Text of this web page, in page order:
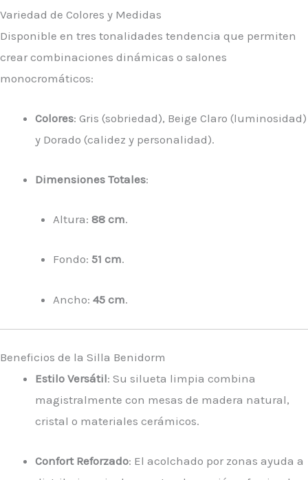
Variedad de Colores y Medidas
Disponible en tres tonalidades tendencia que permiten
crear combinaciones dinámicas o salones
monocromáticos:
Colores: Gris (sobriedad), Beige Claro (luminosidad)
y Dorado (calidez y personalidad).
Dimensiones Totales:
Altura: 88 cm.
Fondo: 51 cm.
Ancho: 45 cm.
Beneficios de la Silla Benidorm
Estilo Versátil: Su silueta limpia combina
magistralmente con mesas de madera natural,
cristal o materiales cerámicos.
Confort Reforzado: El acolchado por zonas ayuda a